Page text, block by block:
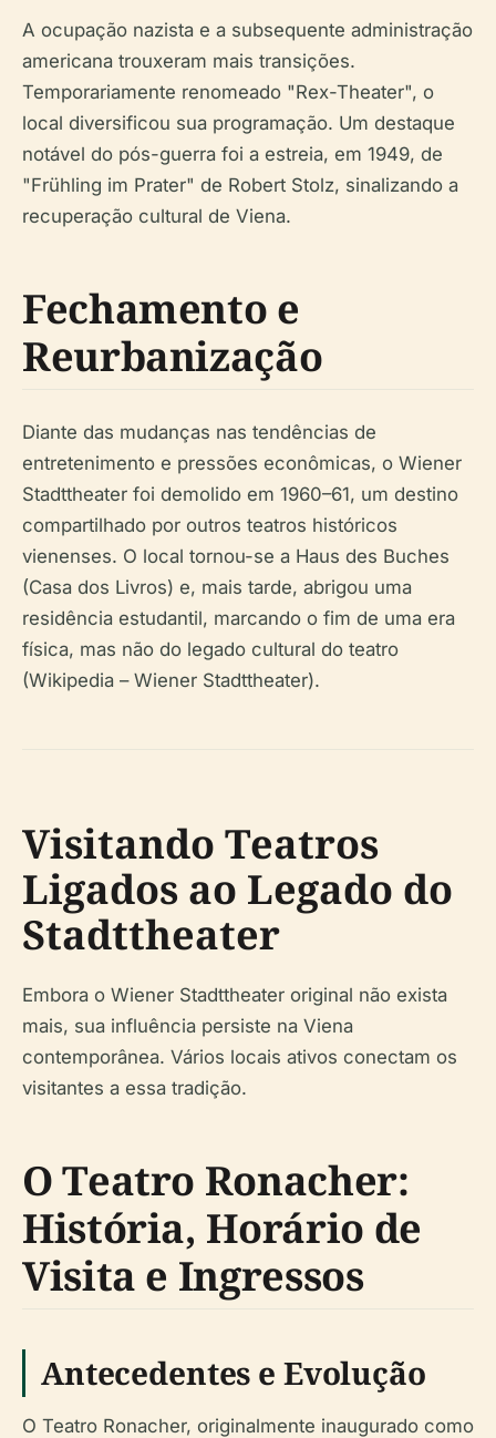
A ocupação nazista e a subsequente administração
americana trouxeram mais transições.
Temporariamente renomeado "Rex-Theater", o
local diversificou sua programação. Um destaque
notável do pós-guerra foi a estreia, em 1949, de
"Frühling im Prater" de Robert Stolz, sinalizando a
recuperação cultural de Viena.
Fechamento e
Reurbanização
Diante das mudanças nas tendências de
entretenimento e pressões econômicas, o Wiener
Stadttheater foi demolido em 1960–61, um destino
compartilhado por outros teatros históricos
vienenses. O local tornou-se a Haus des Buches
(Casa dos Livros) e, mais tarde, abrigou uma
residência estudantil, marcando o fim de uma era
física, mas não do legado cultural do teatro
(Wikipedia – Wiener Stadttheater).
Visitando Teatros
Ligados ao Legado do
Stadttheater
Embora o Wiener Stadttheater original não exista
mais, sua influência persiste na Viena
contemporânea. Vários locais ativos conectam os
visitantes a essa tradição.
O Teatro Ronacher:
História, Horário de
Visita e Ingressos
Antecedentes e Evolução
O Teatro Ronacher, originalmente inaugurado como